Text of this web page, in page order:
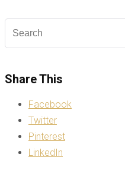
Share This
Facebook
Twitter
Pinterest
LinkedIn